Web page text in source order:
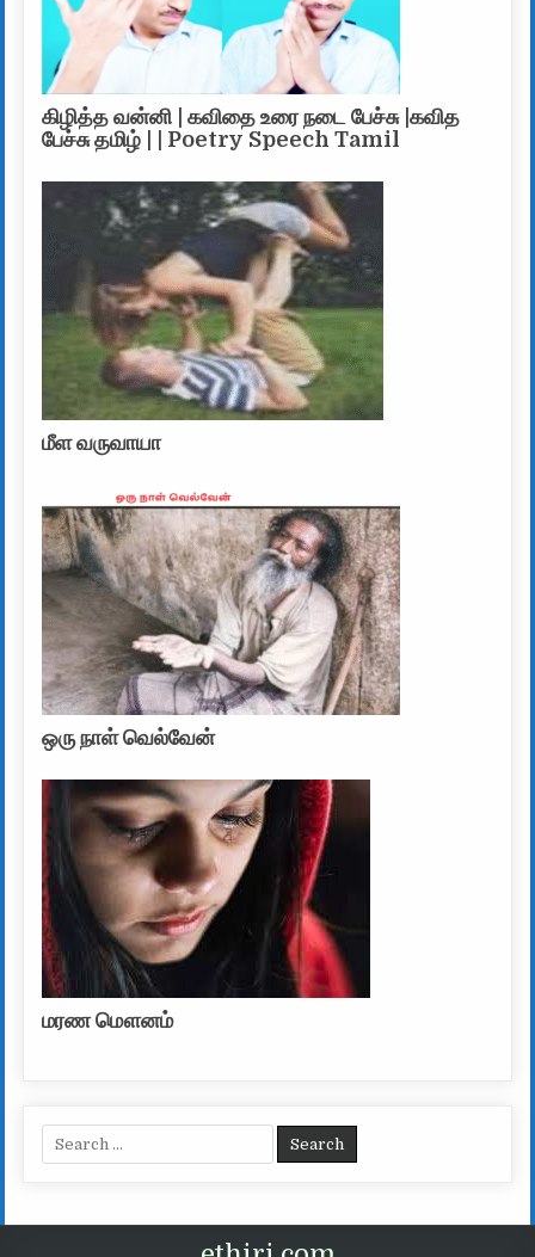
கிழித்த வன்னி | கவிதை உரை நடை பேச்சு |கவித
பேச்சு தமிழ் | | Poetry Speech Tamil
மீள வருவாயா
ஒரு நாள் வெல்வேன்
மரண மௌனம்
Search for: